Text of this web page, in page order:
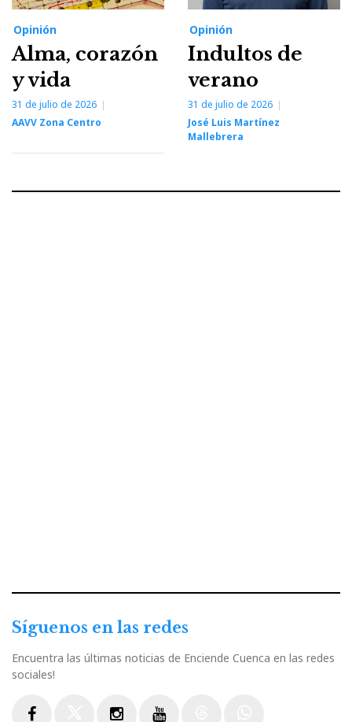
Opinión
Alma, corazón
y vida
31 de julio de 2026
AAVV Zona Centro
Opinión
Indultos de
verano
31 de julio de 2026
José Luis Martínez
Mallebrera
Síguenos en las redes
Encuentra las últimas noticias de Enciende Cuenca en las redes
sociales!